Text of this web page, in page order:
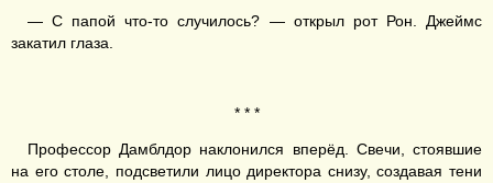
— С папой что-то случилось? — открыл рот Рон. Джеймс
закатил глаза.
* * *
Профессор Дамблдор наклонился вперёд. Свечи, стоявшие
на его столе, подсветили лицо директора снизу, создавая тени